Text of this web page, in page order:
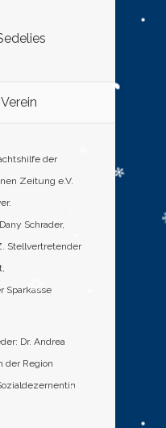
der
Zeitung e.V.
Schrader,
Stellvertretender
Sparkasse
Dr. Andrea
der Region